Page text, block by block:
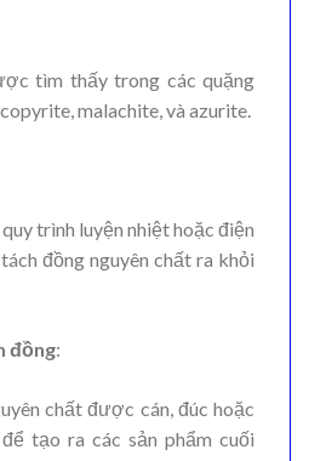
tìm thấy trong các quặng
malachite, và azurite.
trình luyện nhiệt hoặc điện
đồng nguyên chất ra khỏi
đồng:
chất được cán, đúc hoặc
tạo ra các sản phẩm cuối